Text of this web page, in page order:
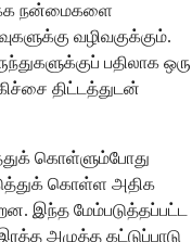
நன்மைகளை
வழிவகுக்கும்.
பதிலாக ஒரு
திட்டத்துடன்
கொள்ளும்போது
கொள்ள அதிக
இந்த மேம்படுத்தப்பட்ட
அழுத்த கட்டுப்பாடு